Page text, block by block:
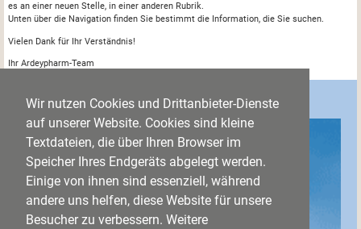
Wir nutzen Cookies und Drittanbieter-Dienste
auf unserer Website. Cookies sind kleine
Textdateien, die über Ihren Browser im
Speicher Ihres Endgeräts abgelegt werden.
Einige von ihnen sind essenziell, während
andere uns helfen, diese Website für unsere
Besucher zu verbessern. Weitere
es an einer neuen Stelle, in einer anderen Rubrik.
Unten über die Navigation finden Sie bestimmt die Information, die Sie suchen.
Vielen Dank für Ihr Verständnis!
Ihr Ardeypharm-Team
Anwendungsgebieten.